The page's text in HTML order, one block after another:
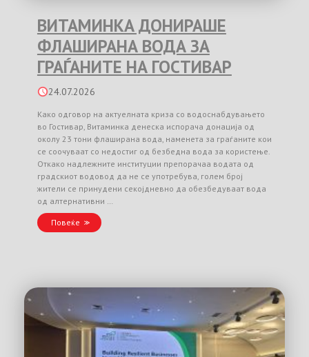
ВИТАМИНКА ДОНИРАШЕ
ФЛАШИРАНА ВОДА ЗА
ГРАЃАНИТЕ НА ГОСТИВАР
24.07.2026
Како одговор на актуелната криза со водоснабдувањето
во Гостивар, Витаминка денеска испорача донација од
околу 23 тони флаширана вода, наменета за граѓаните кои
се соочуваат со недостиг од безбедна вода за користење.
Откако надлежните институции препорачаа водата од
градскиот водовод да не се употребува, голем број
жители се принудени секојдневно да обезбедуваат вода
од алтернативни …
Повеќе